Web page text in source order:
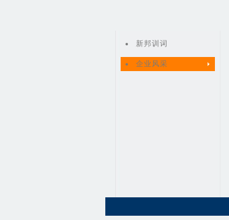
新邦训词
企业风采